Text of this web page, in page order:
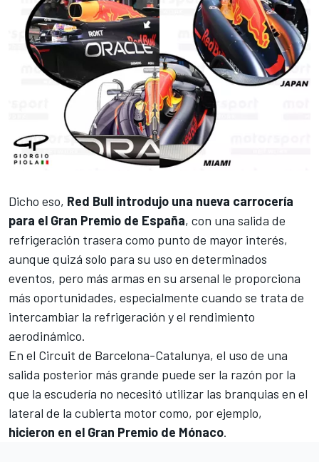
Dicho eso, Red Bull introdujo una nueva carrocería
para el Gran Premio de España, con una salida de
refrigeración trasera como punto de mayor interés,
aunque quizá solo para su uso en determinados
eventos, pero más armas en su arsenal le proporciona
más oportunidades, especialmente cuando se trata de
intercambiar la refrigeración y el rendimiento
aerodinámico.
En el Circuit de Barcelona-Catalunya, el uso de una
salida posterior más grande puede ser la razón por la
que la escudería no necesitó utilizar las branquias en el
lateral de la cubierta motor como, por ejemplo,
hicieron en el Gran Premio de Mónaco.